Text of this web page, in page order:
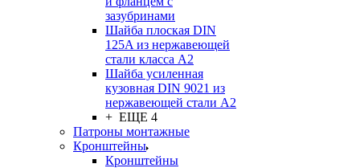
зазубринами
Шайба плоская DIN
125A из нержавеющей
стали класса A2
Шайба усиленная
кузовная DIN 9021 из
нержавеющей стали А2
+ ЕЩЕ 4
Патроны монтажные
Кронштейны
Кронштейны